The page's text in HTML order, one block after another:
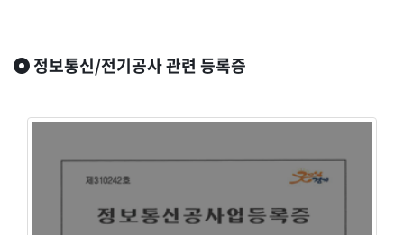
정보통신/전기공사 관련 등록증